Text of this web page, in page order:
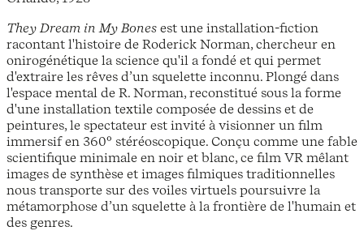
They Dream in My Bones est une installation-fiction
racontant l'histoire de Roderick Norman, chercheur en
onirogénétique la science qu'il a fondé et qui permet
d'extraire les rêves d’un squelette inconnu. Plongé dans
l'espace mental de R. Norman, reconstitué sous la forme
d'une installation textile composée de dessins et de
peintures, le spectateur est invité à visionner un film
immersif en 360° stéréoscopique. Conçu comme une fable
scientifique minimale en noir et blanc, ce film VR mêlant
images de synthèse et images filmiques traditionnelles
nous transporte sur des voiles virtuels poursuivre la
métamorphose d’un squelette à la frontière de l'humain et
des genres.